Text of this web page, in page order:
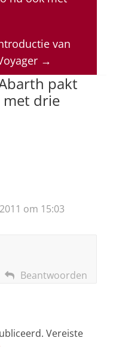
l
van
→
pakt
drie
om 15:03
Beantwoorden
Vereiste